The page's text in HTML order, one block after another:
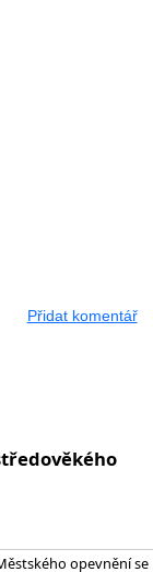
Přidat komentář
opevnění se